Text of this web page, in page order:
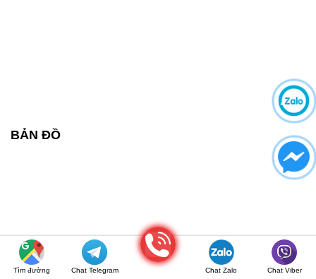
BẢN ĐỒ
Tìm đường Chat Telegram
Gọi điện
Chat Zalo Chat Viber